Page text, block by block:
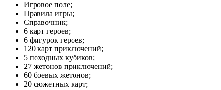
Игровое поле;
Правила игры;
Справочник;
6 карт героев;
6 фигурок героев;
120 карт приключений;
5 походных кубиков;
27 жетонов приключений;
60 боевых жетонов;
20 сюжетных карт;